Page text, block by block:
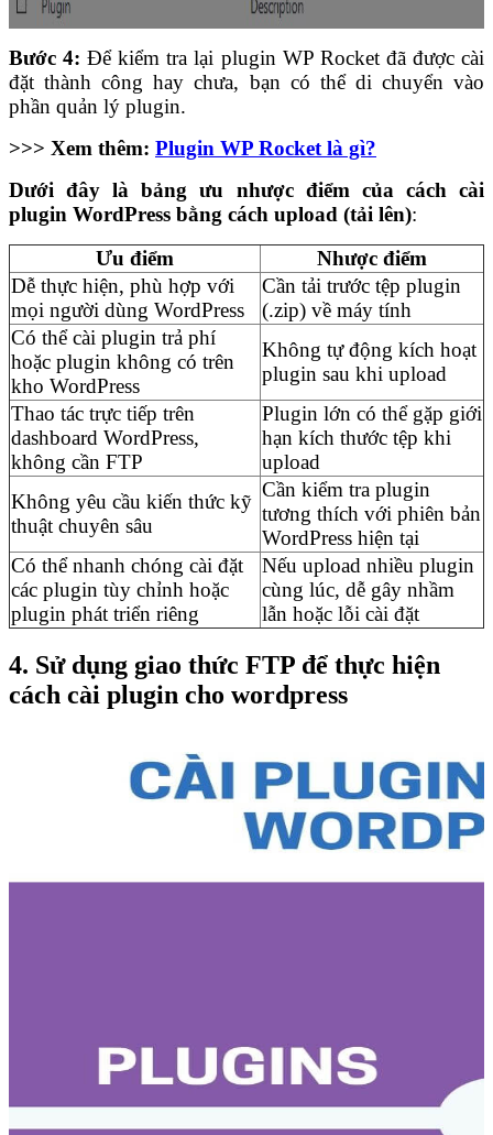
Bước 4: Để kiểm tra lại plugin WP Rocket đã được cài
đặt thành công hay chưa, bạn có thể di chuyển vào
phần quản lý plugin.
>>> Xem thêm: Plugin WP Rocket là gì?
Dưới đây là bảng ưu nhược điểm của cách cài
plugin WordPress bằng cách upload (tải lên):
Ưu điểm
Nhược điểm
Dễ thực hiện, phù hợp với
mọi người dùng WordPress
Cần tải trước tệp plugin
(.zip) về máy tính
Có thể cài plugin trả phí
hoặc plugin không có trên
kho WordPress
Không tự động kích hoạt
plugin sau khi upload
Thao tác trực tiếp trên
dashboard WordPress,
không cần FTP
Plugin lớn có thể gặp giới
hạn kích thước tệp khi
upload
Không yêu cầu kiến thức kỹ
thuật chuyên sâu
Cần kiểm tra plugin
tương thích với phiên bản
WordPress hiện tại
Có thể nhanh chóng cài đặt
các plugin tùy chỉnh hoặc
plugin phát triển riêng
Nếu upload nhiều plugin
cùng lúc, dễ gây nhầm
lẫn hoặc lỗi cài đặt
4. Sử dụng giao thức FTP để thực hiện
cách cài plugin cho wordpress